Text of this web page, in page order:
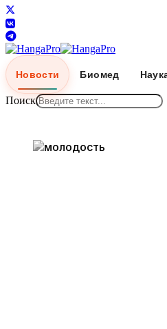
Новости Биомед
Поиск